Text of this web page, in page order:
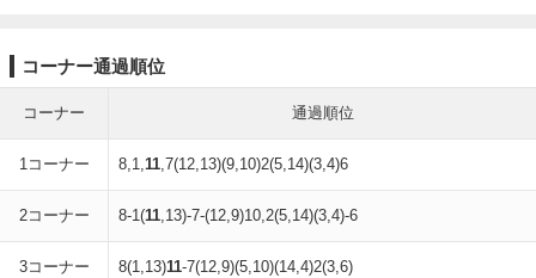
コーナー通過順位
コーナー 通過順位
1コーナー 8,1,11,7(12,13)(9,10)2(5,14)(3,4)6
2コーナー 8-1(11,13)-7-(12,9)10,2(5,14)(3,4)-6
3コーナー 8(1,13)11-7(12,9)(5,10)(14,4)2(3,6)